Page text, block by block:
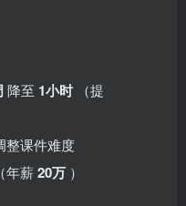
降至 1小时 （提
整课件难度
年薪20万 ）